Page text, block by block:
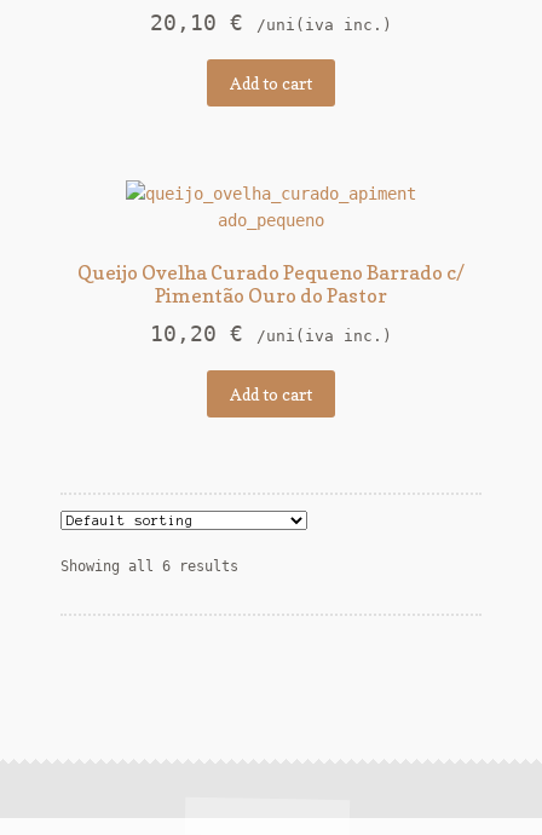
20,10 € /uni(iva inc.)
Add to cart
Queijo Ovelha Curado Pequeno Barrado c/
Pimentão Ouro do Pastor
10,20 € /uni(iva inc.)
Add to cart
Showing all 6 results